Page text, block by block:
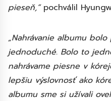
pieseň,“pochválil
„Nahrávanie albumu
jednoduché. Bolo to
nahrávame piesne v
lepšiu výslovnosť ako
albumu sme si užívali